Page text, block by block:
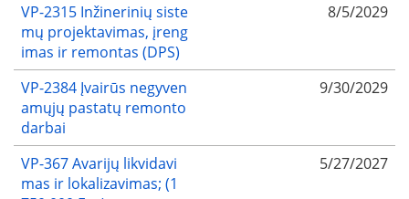
VP-2315 Inžinerinių siste
mų projektavimas, įreng
imas ir remontas (DPS)
8/5/2029
VP-2384 Įvairūs negyven
amųjų pastatų remonto
darbai
9/30/2029
VP-367 Avarijų likvidavi
mas ir lokalizavimas; (1
5/27/2027